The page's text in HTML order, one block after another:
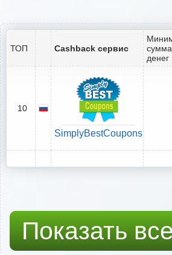
ТОП Cashback сервис
денег
10
SimplyBestCoupons
Показать